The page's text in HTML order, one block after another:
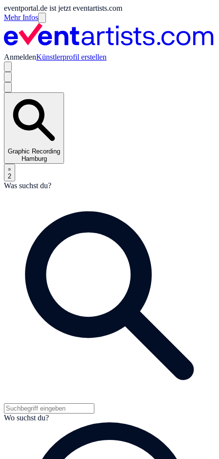
eventportal.de ist jetzt eventartists.com
Mehr Infos
AnmeldenKünstlerprofil erstellen
Graphic Recording
Hamburg
2
Was suchst du?
Wo suchst du?